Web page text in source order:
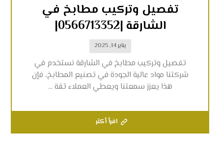
تفصيل وتركيب مطابخ في
الشارقة |0566713352|
يناير 14, 2025
تفصيل وتركيب مطابخ في الشارقة نستخدم في
شركتنا مواد عالية الجودة في تصنيع المطابخ، فإن
هذا يعزز سمعتنا ويعطي العملاء ثقة ...
اقرأ أكثر